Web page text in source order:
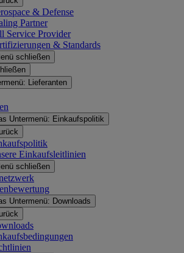
& Defense
Partner
Service Provider
& Standards
schließen
Lieferanten
Untermenü: Einkaufspolitik
Einkaufsleitlinien
schließen
Untermenü: Downloads